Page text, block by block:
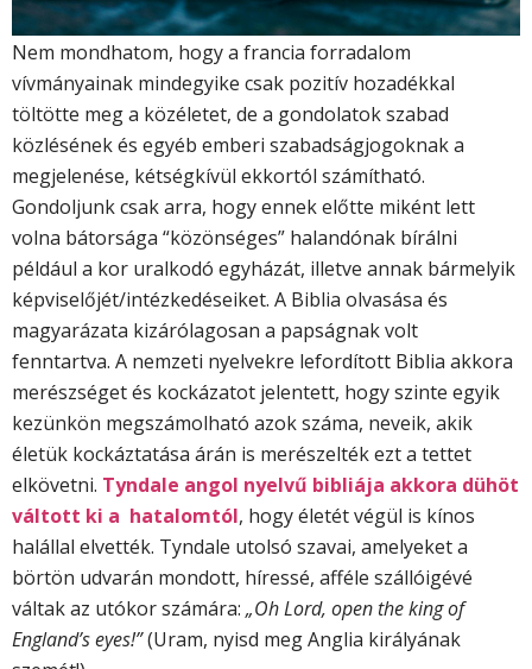
Nem mondhatom, hogy a francia forradalom
vívmányainak mindegyike csak pozitív hozadékkal
töltötte meg a közéletet, de a gondolatok szabad
közlésének és egyéb emberi szabadságjogoknak a
megjelenése, kétségkívül ekkortól számítható.
Gondoljunk csak arra, hogy ennek előtte miként lett
volna bátorsága “közönséges” halandónak bírálni
például a kor uralkodó egyházát, illetve annak bármelyik
képviselőjét/intézkedéseiket. A Biblia olvasása és
magyarázata kizárólagosan a papságnak volt
fenntartva. A nemzeti nyelvekre lefordított Biblia akkora
merészséget és kockázatot jelentett, hogy szinte egyik
kezünkön megszámolható azok száma, neveik, akik
életük kockáztatása árán is merészelték ezt a tettet
elkövetni. Tyndale angol nyelvű bibliája akkora dühöt
váltott ki a hatalomtól, hogy életét végül is kínos
halállal elvették. Tyndale utolsó szavai, amelyeket a
börtön udvarán mondott, híressé, afféle szállóigévé
váltak az utókor számára: „Oh Lord, open the king of
England’s eyes!”(Uram, nyisd meg Anglia királyának